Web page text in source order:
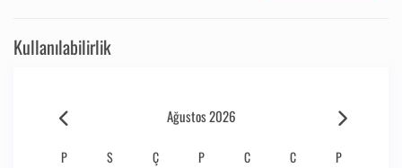
Kullanılabilirlik
Ağustos 2026
P S Ç P C C P